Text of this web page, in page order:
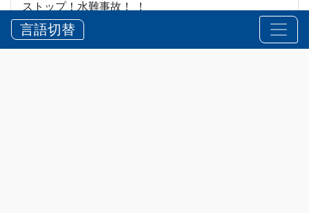
ストップ！水難事故！ ！
2026?8?5?
言語切替